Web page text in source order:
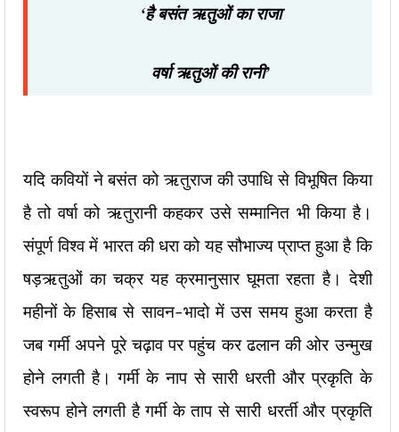
‘है बसंत ऋतुओं का राजा
वर्षा ऋतुओं की रानी’
यदि कवियों ने बसंत को ऋतुराज की उपाधि से विभूषित किया
है तो वर्षा को ऋतुरानी कहकर उसे सम्मानित भी किया है।
संपूर्ण विश्व में भारत की धरा को यह सौभाज्य प्राप्त हुआ है कि
षड़ऋतुओं का चक्र यह क्रमानुसार घूमता रहता है। देशी
महीनों के हिसाब से सावन-भादो में उस समय हुआ करता है
जब गर्मी अपने पूरे चढ़ाव पर पहुंच कर ढलान की ओर उन्मुख
होने लगती है। गर्मी के नाप से सारी धरती और प्रकृति के
स्वरूप होने लगती है गर्मी के ताप से सारी धरर्ती और प्रकृति